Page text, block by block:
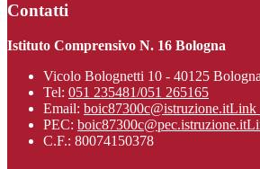
Contatti
Istituto Comprensivo N. 16 Bologna
Vicolo Bolognetti 10 - 40125
Tel: 051 235481/051 265165
Email: boic87300c@istruzione.itLink
PEC: boic87300c@pec.istruzione.it
C.F.: 80074150378